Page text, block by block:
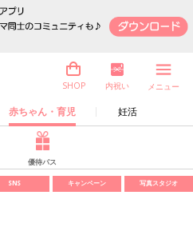
赤ちゃん・育児 妊活
SHOP 内祝い メニュー
優待パス
SNS キャンペーン 写真スタジオ